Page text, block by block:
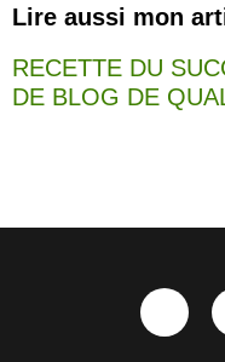
Lire aussi mon
RECETTE DU
DE BLOG DE